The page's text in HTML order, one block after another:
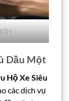
Dầu Một
Hộ Xe Siêu
các dịch vụ